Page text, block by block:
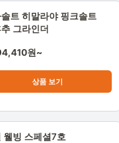
트 히말라야 핑크솔트
그라인더
원~
상품 보기
웰빙 스페셜7호